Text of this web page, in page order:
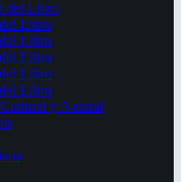
del Libro
Libro
Libro
Libro
Libro
Libro
y Natural